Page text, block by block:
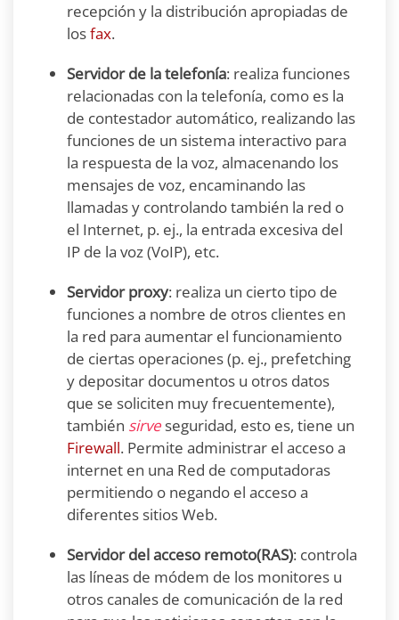
recepción y la distribución apropiadas de
losfax.
Servidor de la telefonía: realiza funciones
relacionadas con la telefonía, como es la
de contestador automático, realizando las
funciones de un sistema interactivo para
la respuesta de la voz, almacenando los
mensajes de voz, encaminando las
llamadas y controlando también la red o
el Internet, p. ej., la entrada excesiva del
IP de la voz (VoIP), etc.
Servidor proxy: realiza un cierto tipo de
funciones a nombre de otros clientes en
la red para aumentar el funcionamiento
de ciertas operaciones (p. ej., prefetching
y depositar documentos u otros datos
que se soliciten muy frecuentemente),
también sirve seguridad, esto es, tiene un
Firewall. Permite administrar el acceso a
internet en una Red de computadoras
permitiendo o negando el acceso a
diferentes sitios Web.
Servidor del acceso remoto(RAS): controla
las líneas de módem de los monitores u
otros canales de comunicación de la red